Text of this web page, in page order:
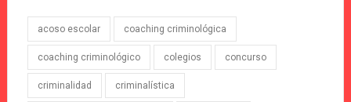
acoso escolar coaching criminológica
coaching criminológico colegios concurso
criminalidad criminalística